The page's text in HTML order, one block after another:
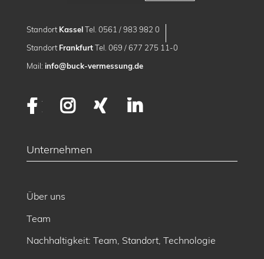
Standort KasselTel. 0561 / 983 982 0
Standort FrankfurtTel. 069 / 677 275 11-0
Mail: info@buck-vermessung.de
FacebookInstagram
XING
Unternehmen
Über uns
Team
Nachhaltigkeit: Team, Standort, Technologie